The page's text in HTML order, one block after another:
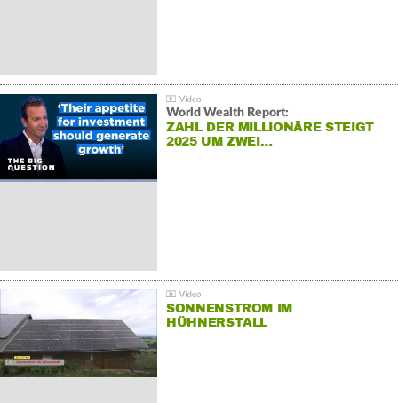
World Wealth Report:
ZAHL DER MILLIONÄRE STEIGT
2025 UM ZWEI…
SONNENSTROM IM
HÜHNERSTALL